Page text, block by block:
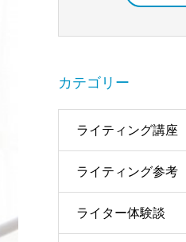
カテゴリー
ライティング講座
ライティング参考
ライター体験談